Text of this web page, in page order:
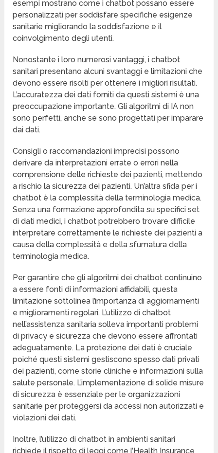
esempi mostrano come i chatbot possano essere
personalizzati per soddisfare specifiche esigenze
sanitarie migliorando la soddisfazione e il
coinvolgimento degli utenti.
Nonostante i loro numerosi vantaggi, i chatbot
sanitari presentano alcuni svantaggi e limitazioni che
devono essere risolti per ottenere i migliori risultati.
L’accuratezza dei dati forniti da questi sistemi è una
preoccupazione importante. Gli algoritmi di IA non
sono perfetti, anche se sono progettati per imparare
dai dati.
Consigli o raccomandazioni imprecisi possono
derivare da interpretazioni errate o errori nella
comprensione delle richieste dei pazienti, mettendo
a rischio la sicurezza dei pazienti. Un’altra sfida per i
chatbot è la complessità della terminologia medica.
Senza una formazione approfondita su specifici set
di dati medici, i chatbot potrebbero trovare difficile
interpretare correttamente le richieste dei pazienti a
causa della complessità e della sfumatura della
terminologia medica.
Per garantire che gli algoritmi dei chatbot continuino
a essere fonti di informazioni affidabili, questa
limitazione sottolinea l’importanza di aggiornamenti
e miglioramenti regolari. L’utilizzo di chatbot
nell’assistenza sanitaria solleva importanti problemi
di privacy e sicurezza che devono essere affrontati
adeguatamente. La protezione dei dati è cruciale
poiché questi sistemi gestiscono spesso dati privati
dei pazienti, come storie cliniche e informazioni sulla
salute personale. L’implementazione di solide misure
di sicurezza è essenziale per le organizzazioni
sanitarie per proteggersi da accessi non autorizzati e
violazioni dei dati.
Inoltre, l’utilizzo di chatbot in ambienti sanitari
richiede il rispetto di leggi come l’Health Insurance